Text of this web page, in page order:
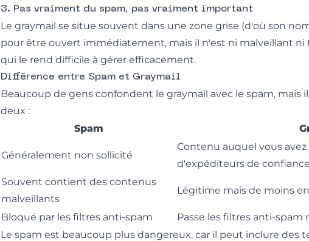
3. Pas vraiment du spam, pas vraiment important
Le graymail se situe souvent dans une zone grise (d'où son
pour être ouvert immédiatement, mais il n'est ni malveillant ni
qui le rend difficile à gérer efficacement.
Différence entre Spam et Graymail
Beaucoup de gens confondent le graymail avec le spam,
deux :
Spam
Généralement non sollicité
Contenu auquel vous
d'expéditeurs de confiance
Souvent contient des contenus
malveillants
Légitime mais de moins
Bloqué par les filtres anti-spam
Passe les filtres anti-
Le spam est beaucoup plus dangereux, car il peut inclure des